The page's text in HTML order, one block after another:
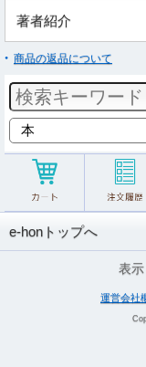
著者紹介
商品の返品について
e-honトップへ
表示
運営会社